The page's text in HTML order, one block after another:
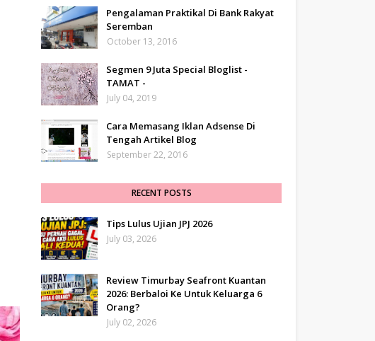
Pengalaman Praktikal Di Bank Rakyat
Seremban
October 13, 2016
Segmen 9 Juta Special Bloglist -
TAMAT -
July 04, 2019
Cara Memasang Iklan Adsense Di
Tengah Artikel Blog
September 22, 2016
RECENT POSTS
Tips Lulus Ujian JPJ 2026
July 03, 2026
Review Timurbay Seafront Kuantan
2026: Berbaloi Ke Untuk Keluarga 6
Orang?
July 02, 2026